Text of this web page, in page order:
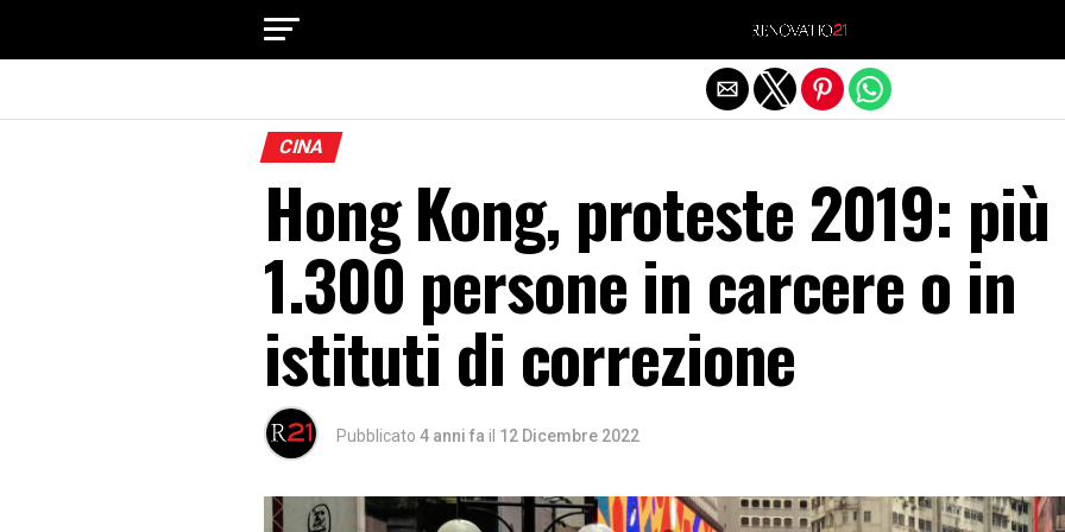
CINA
Hong Kong, proteste 2019:
1.300 persone in carcere o in
istituti di correzione
Pubblicato 4 anni fa il 12 Dicembre 2022
Exit mobile version